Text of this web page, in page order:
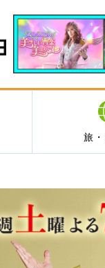
BS朝日
旅